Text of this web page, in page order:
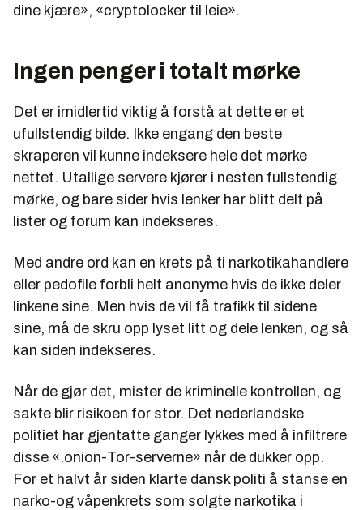
dine kjære», «cryptolocker til leie».
Ingen penger i totalt mørke
Det er imidlertid viktig å forstå at dette er et
ufullstendig bilde. Ikke engang den beste
skraperen vil kunne indeksere hele det mørke
nettet. Utallige servere kjører i nesten fullstendig
mørke, og bare sider hvis lenker har blitt delt på
lister og forum kan indekseres.
Med andre ord kan en krets på ti narkotikahandlere
eller pedofile forbli helt anonyme hvis de ikke deler
linkene sine. Men hvis de vil få trafikk til sidene
sine, må de skru opp lyset litt og dele lenken, og så
kan siden indekseres.
Når de gjør det, mister de kriminelle kontrollen, og
sakte blir risikoen for stor. Det nederlandske
politiet har gjentatte ganger lykkes med å infiltrere
disse «.onion-Tor-serverne» når de dukker opp.
For et halvt år siden klarte dansk politi å stanse en
narko-og våpenkrets som solgte narkotika i